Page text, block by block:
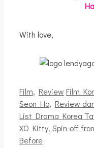
With love,
Kategori
Film, Review Tag
Film
Seon Ho, Review
List Drama Korea
XO Kitty, Spin-off
Before